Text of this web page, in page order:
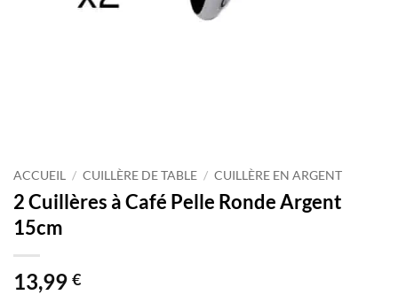
ACCUEIL / CUILLÈRE DE TABLE / CUILLÈRE EN ARGENT
2 Cuillères à Café Pelle Ronde Argent
15cm
13,99 €